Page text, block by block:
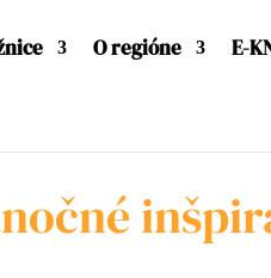
O regióne E-